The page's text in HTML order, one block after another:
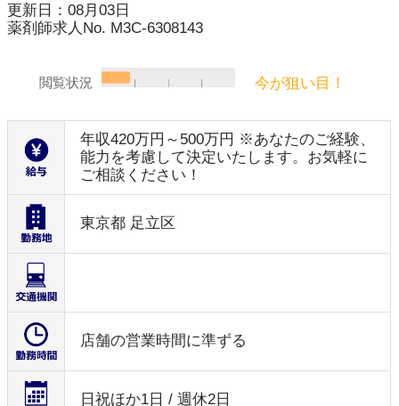
更新日：08月03日
薬剤師求人No. M3C-6308143
閲覧状況 今が狙い目！
年収420万円～500万円 ※あなたのご経験、
能力を考慮して決定いたします。お気軽に
ご相談ください！
東京都 足立区
店舗の営業時間に準ずる
日祝ほか1日 / 週休2日